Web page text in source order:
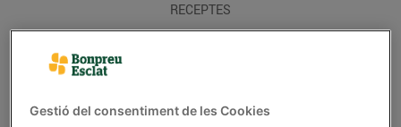
RECEPTES
Gestió del consentiment de les Cookies